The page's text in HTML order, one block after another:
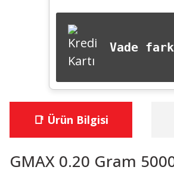
Vade
📑 Ürün Bilgisi
GMAX 0.20 Gram